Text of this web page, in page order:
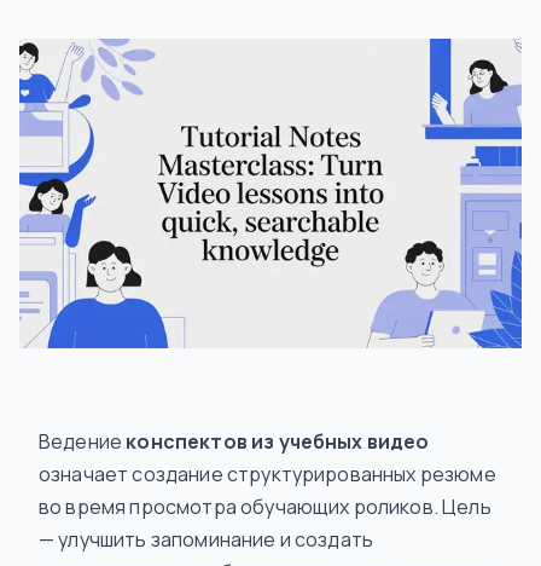
Ведение конспектов из учебных видео
означает создание структурированных резюме
во время просмотра обучающих роликов. Цель
— улучшить запоминание и создать